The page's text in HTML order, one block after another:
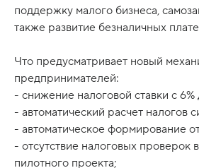
поддержку малого бизнеса,
также развитие безналичных
Что предусматривает новый
предпринимателей:
- снижение налоговой ставки с 6%
- автоматический расчет налогов
- автоматическое формирование
- отсутствие налоговых проверок
пилотного проекта;